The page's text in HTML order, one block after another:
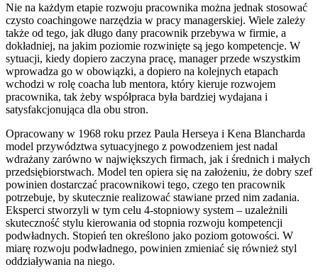
Nie na każdym etapie rozwoju pracownika można jednak stosować
czysto coachingowe narzędzia w pracy managerskiej. Wiele zależy
także od tego, jak długo dany pracownik przebywa w firmie, a
dokładniej, na jakim poziomie rozwinięte są jego kompetencje. W
sytuacji, kiedy dopiero zaczyna pracę, manager przede wszystkim
wprowadza go w obowiązki, a dopiero na kolejnych etapach
wchodzi w rolę coacha lub mentora, który kieruje rozwojem
pracownika, tak żeby współpraca była bardziej wydajana i
satysfakcjonująca dla obu stron.
Opracowany w 1968 roku przez Paula Herseya i Kena Blancharda
model przywództwa sytuacyjnego z powodzeniem jest nadal
wdrażany zarówno w największych firmach, jak i średnich i małych
przedsiębiorstwach. Model ten opiera się na założeniu, że dobry szef
powinien dostarczać pracownikowi tego, czego ten pracownik
potrzebuje, by skutecznie realizować stawiane przed nim zadania.
Eksperci stworzyli w tym celu 4-stopniowy system – uzależnili
skuteczność stylu kierowania od stopnia rozwoju kompetencji
podwładnych. Stopień ten określono jako poziom gotowości. W
miarę rozwoju podwładnego, powinien zmieniać się również styl
oddziaływania na niego.